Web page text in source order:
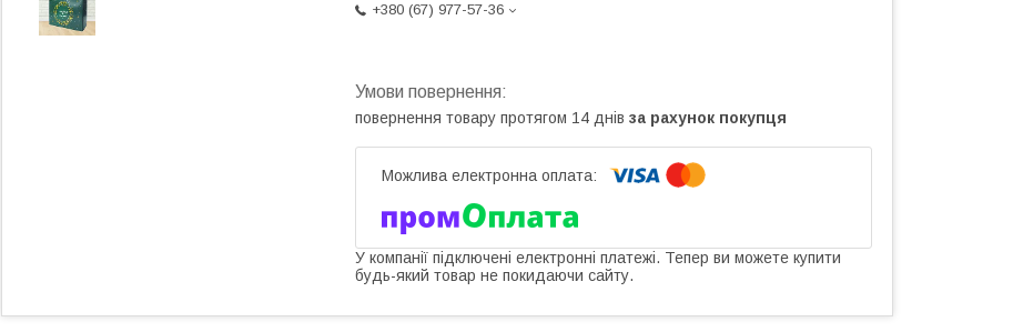
+380 (67) 977-57-36
повернення товару протягом 14 днів за рахунок покупця
У компанії підключені електронні платежі. Тепер ви можете купити
будь-який товар не покидаючи сайту.